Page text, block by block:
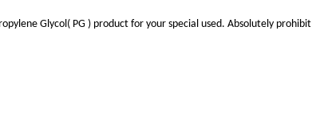
Glycol( PG ) product for your special used. Absolutely prohibit